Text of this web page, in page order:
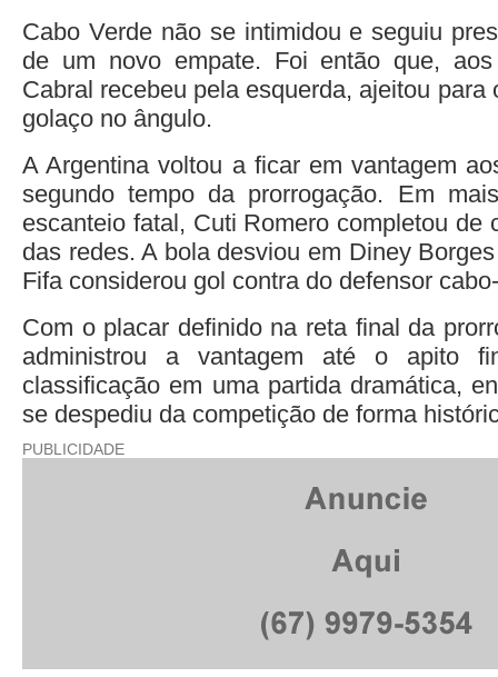
Cabo Verde não se intimidou e seguiu
de um novo empate. Foi então que,
Cabral recebeu pela esquerda, ajeitou para
golaço no ângulo.
A Argentina voltou a ficar em vantagem
segundo tempo da prorrogação. Em
escanteio fatal, Cuti Romero completou de
das redes. A bola desviou em Diney
Fifa considerou gol contra do defensor
Com o placar definido na reta final da
administrou a vantagem até o apito
classificação em uma partida dramática,
se despediu da competição de forma
PUBLICIDADE